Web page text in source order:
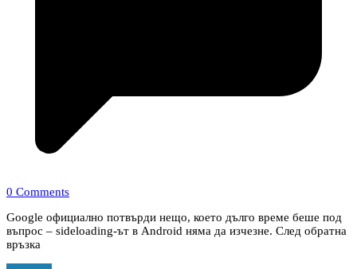
0 Comments
Google официално потвърди нещо, което дълго време беше под
въпрос – sideloading-ът в Android няма да изчезне. След обратна
връзка